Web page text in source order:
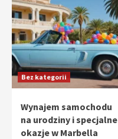
Bez kategorii
Wynajem samochodu
na urodziny i specjalne
okazje w Marbella